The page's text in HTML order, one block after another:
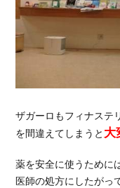
ザガーロもフィナステ
を間違えてしまうと 大
薬を安全に使うために
医師の処方にしたがっ